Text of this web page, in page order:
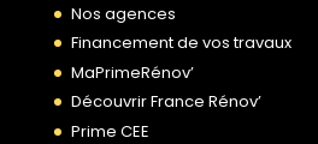
Nos agences
Financement de vos travaux
MaPrimeRénov’
Découvrir France Rénov’
Prime CEE